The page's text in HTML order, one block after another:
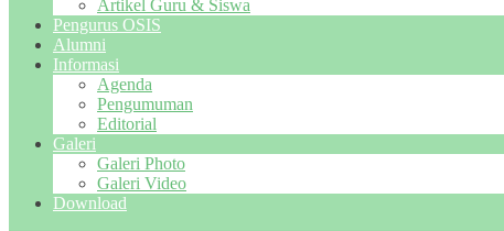
Artikel Guru & Siswa
Pengurus OSIS
Alumni
Informasi
Agenda
Pengumuman
Editorial
Galeri
Galeri Photo
Galeri Video
Download